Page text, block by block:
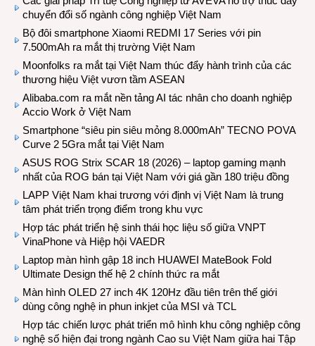
chuyển đổi số ngành công nghiệp Việt Nam
Bộ đôi smartphone Xiaomi REDMI 17 Series với pin
7.500mAh ra mắt thị trường Việt Nam
Moonfolks ra mắt tại Việt Nam thúc đẩy hành trình của các
thương hiệu Việt vươn tầm ASEAN
Alibaba.com ra mắt nền tảng AI tác nhân cho doanh nghiệp
Accio Work ở Việt Nam
Smartphone “siêu pin siêu mỏng 8.000mAh” TECNO POVA
Curve 2 5Gra mắt tại Việt Nam
ASUS ROG Strix SCAR 18 (2026) – laptop gaming mạnh
nhất của ROG bán tại Việt Nam với giá gần 180 triệu đồng
LAPP Việt Nam khai trương với định vị Việt Nam là trung
tâm phát triển trọng điểm trong khu vực
Hợp tác phát triển hệ sinh thái học liệu số giữa VNPT
VinaPhone và Hiệp hội VAEDR
Laptop màn hình gập 18 inch HUAWEI MateBook Fold
Ultimate Design thế hệ 2 chính thức ra mắt
Màn hình OLED 27 inch 4K 120Hz đầu tiên trên thế giới
dùng công nghệ in phun inkjet của MSI và TCL
Hợp tác chiến lược phát triển mô hình khu công nghiệp công
nghệ số hiện đại trong ngành Cao su Việt Nam giữa hai Tập